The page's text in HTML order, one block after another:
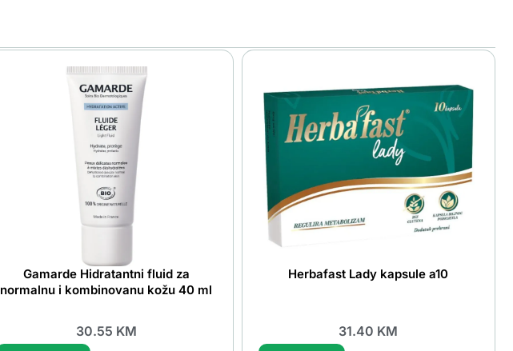
Gamarde Hidratantni fluid za
normalnu i kombinovanu kožu 40 ml
30.55 KM
Herbafast Lady kapsule a10
31.40 KM